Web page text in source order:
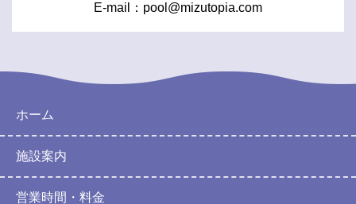
E-mail： pool@mizutopia.com
ホーム
施設案内
営業時間・料金